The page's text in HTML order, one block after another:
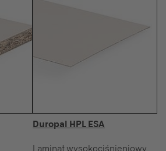
Duropal HPL ESA
Laminat wysokociśnieniowy